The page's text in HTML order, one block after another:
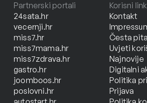
Partnerski portali
24sata.hr
vecernji.hr
miss7.hr
miss7mama.hr
miss7zdrava.hr
gastro.hr
joomboos.hr
poslovni.hr
Korisni
Kontakt
Česta
Uvjeti
Najnovije
Digitalni
Politika
Prijava